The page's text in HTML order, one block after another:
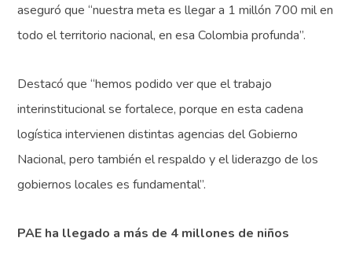
aseguró que “nuestra meta es llegar a 1 millón 700 mil en
todo el territorio nacional, en esa Colombia profunda”.
Destacó que “hemos podido ver que el trabajo
interinstitucional se fortalece, porque en esta cadena
logística intervienen distintas agencias del Gobierno
Nacional, pero también el respaldo y el liderazgo de los
gobiernos locales es fundamental”.
PAE ha llegado a más de 4 millones de niños